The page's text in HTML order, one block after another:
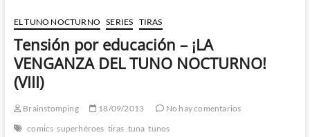
de
la
media
noche
–
¡LA
VENGANZA
DEL
NOCTURNO!
EL TUNO NOCTURNO SERIES TIRAS
Tensión por educación – ¡LA
VENGANZA DEL TUNO NOCTURNO!
(VIII)
Brainstomping 18/09/2013
No hay comentarios
comics superhéroes tiras tuna tunos